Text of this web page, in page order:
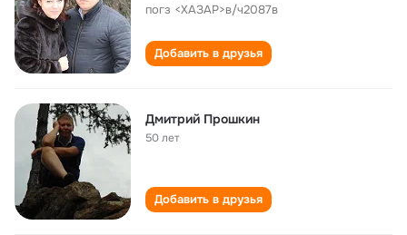
погз <ХАЗАР>в/ч2087в
Добавить в друзья
Дмитрий Прошкин
50 лет
Добавить в друзья